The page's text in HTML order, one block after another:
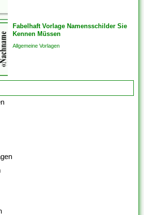
Fabelhaft Vorlage Namensschilder Sie
Kennen Müssen
Allgemeine Vorlagen